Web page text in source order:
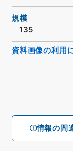
情報の間
規模
135
資料画像の利用